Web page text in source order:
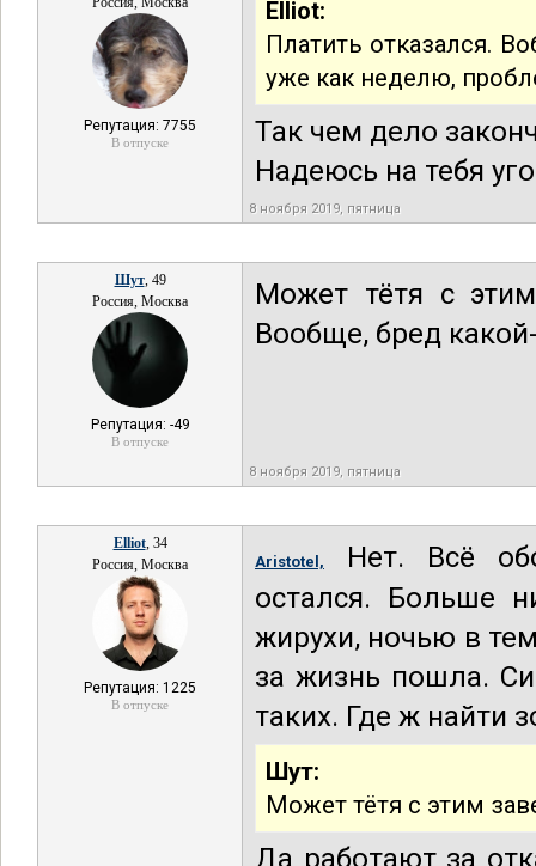
Репутация: 7755
В отпуске
Elliot:
Платить отказался.
уже как неделю,
Так чем дело
Надеюсь на тебя
8 ноября 2019, пятница
Шут, 49
Россия, Москва
Репутация: -49
В отпуске
Может тётя с
Вообще, бред
8 ноября 2019, пятница
Elliot, 34
Россия, Москва
Репутация: 1225
В отпуске
Aristotel,
Нет. Всё
остался. Больше
жирухи, ночью в
за жизнь пошла.
таких. Где ж найти
Шут:
Может тётя с этим
Да работают за